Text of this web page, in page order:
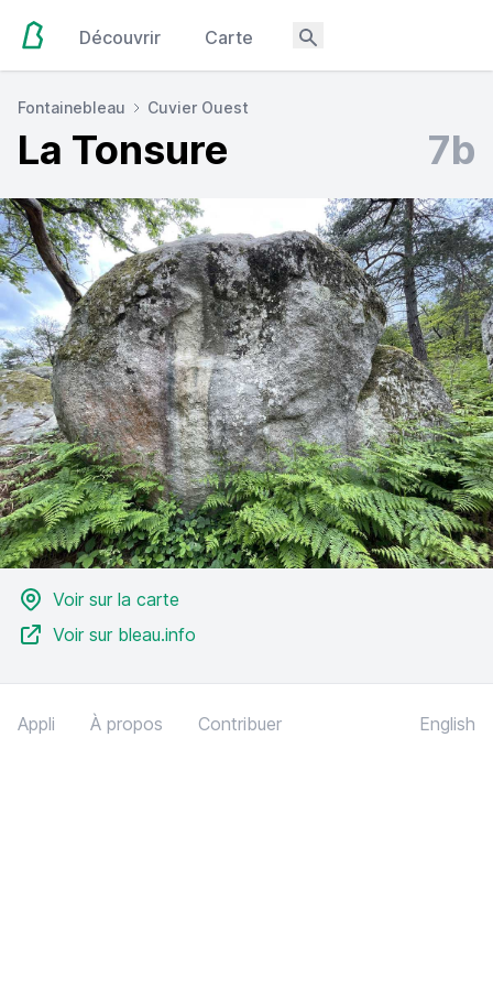
Découvrir Carte
Fontainebleau Cuvier Ouest
La Tonsure 7b
Voir sur la carte
Voir sur bleau.info
Appli À propos Contribuer English